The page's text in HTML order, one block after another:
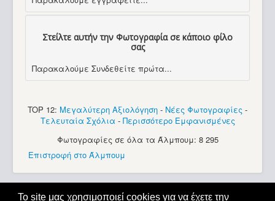
Το site μας χρησιμοποιεί cookies για να έχετε την
Στείλτε αυτήν την Φωτογραφία σε κάποιο φίλο
σας
Παρακαλούμε Συνδεθείτε πρώτα...
TOP 12: Μεγαλύτερη Αξιολόγηση - Νέες Φωτογραφίες -
Τελευταία Σχόλια - Περισσότερο Εμφανισμένες
Φωτογραφίες σε όλα τα Άλμπουμ: 8 295
Επιστροφή στο Άλμπουμ